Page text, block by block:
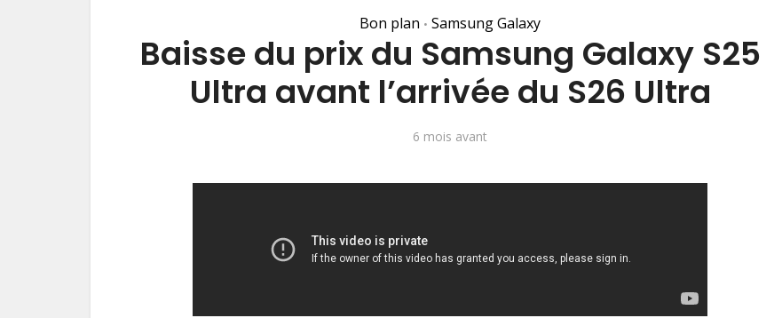
Bon plan • Samsung Galaxy
Baisse du prix du Samsung Galaxy S25
Ultra avant l’arrivée du S26 Ultra
6 mois avant